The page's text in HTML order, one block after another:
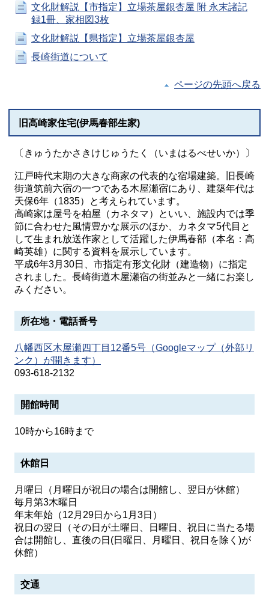
文化財解説【市指定】立場茶屋銀杏屋 附 永末諸記
録1冊、家相図3枚
文化財解説【県指定】立場茶屋銀杏屋
長崎街道について
ページの先頭へ戻る
旧高崎家住宅(伊馬春部生家)
〔きゅうたかさきけじゅうたく（いまはるべせいか）〕
江戸時代末期の大きな商家の代表的な宿場建築。旧長崎
街道筑前六宿の一つである木屋瀬宿にあり、建築年代は
天保6年（1835）と考えられています。
高崎家は屋号を柏屋（カネタマ）といい、施設内では季
節に合わせた風情豊かな展示のほか、カネタマ5代目と
して生まれ放送作家として活躍した伊馬春部（本名：高
崎英雄）に関する資料を展示しています。
平成6年3月30日、市指定有形文化財（建造物）に指定
されました。長崎街道木屋瀬宿の街並みと一緒にお楽し
みください。
所在地・電話番号
八幡西区木屋瀬四丁目12番5号（Googleマップ（外部リ
ンク）が開きます）
093-618-2132
開館時間
10時から16時まで
休館日
月曜日（月曜日が祝日の場合は開館し、翌日が休館）
毎月第3木曜日
年末年始（12月29日から1月3日）
祝日の翌日（その日が土曜日、日曜日、祝日に当たる場
合は開館し、直後の日(日曜日、月曜日、祝日を除く)が
休館）
交通